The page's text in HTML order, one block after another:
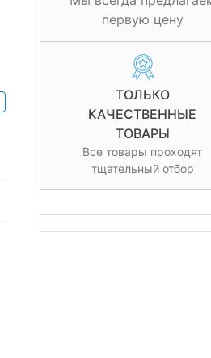
первую цену
ТОЛЬКО
КАЧЕСТВЕННЫЕ
ТОВАРЫ
Все товары проходят
тщательный отбор